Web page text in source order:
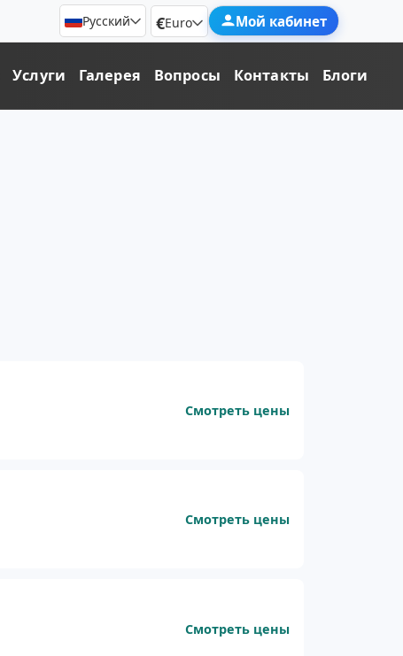
Русский €Euro Мой кабинет
Услуги Галерея Вопросы Контакты Блоги
Смотреть цены
Смотреть цены
Смотреть цены